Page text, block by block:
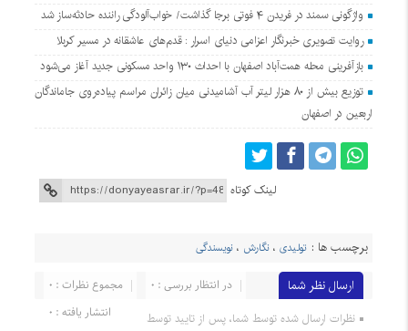
واژگونی سمند در فریدن ۴ فوتی برجا گذاشت/ خواب‌آلودگی راننده حادثه‌ساز شد
روایت تصویری خبرنگار اعزامی دنیای اسرار : قدم‌های عاشقانه در مسیر کربلا
بازآفرینی محله همت‌آباد اصفهان با احداث ۱۳۰ واحد مسکونی جدید آغاز می‌شود
توزیع بیش از ۸۰ هزار لیتر آب آشامیدنی میان زائران مراسم پیاده‌روی جاماندگان
اربعین در اصفهان
لینک کوتاه
برچسب ها : تولیدی ،نگارش ،نویسندگی
ارسال نظر شما مجموع نظرات : 0
در انتظار بررسی : 0
انتشار یافته : 0
نظرات ارسال شده توسط شما، پس از تایید توسط